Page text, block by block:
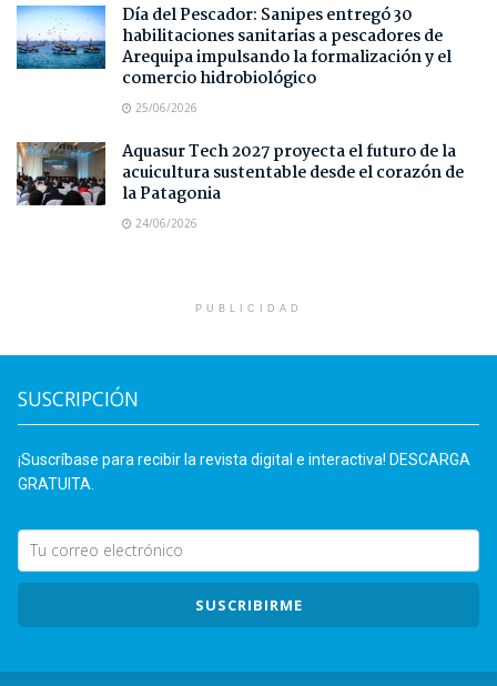
Día del Pescador: Sanipes entregó 30
habilitaciones sanitarias a pescadores de
Arequipa impulsando la formalización y el
comercio hidrobiológico
25/06/2026
Aquasur Tech 2027 proyecta el futuro de la
acuicultura sustentable desde el corazón de
la Patagonia
24/06/2026
PUBLICIDAD
SUSCRIPCIÓN
¡Suscríbase para recibir la revista digital e interactiva! DESCARGA
GRATUITA.
SUSCRIBIRME